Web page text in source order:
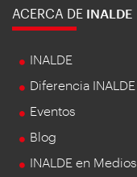
ACERCA DE INALDE
INALDE
Diferencia INALDE
Eventos
Blog
INALDE en Medios